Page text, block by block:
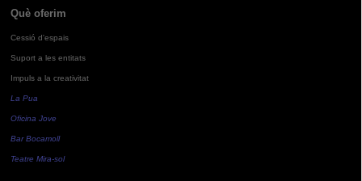
Què oferim
Cessió d'espais
Suport a les entitats
Impuls a la creativitat
La Pua
Oficina Jove
Bar Bocamoll
Teatre Mira-sol